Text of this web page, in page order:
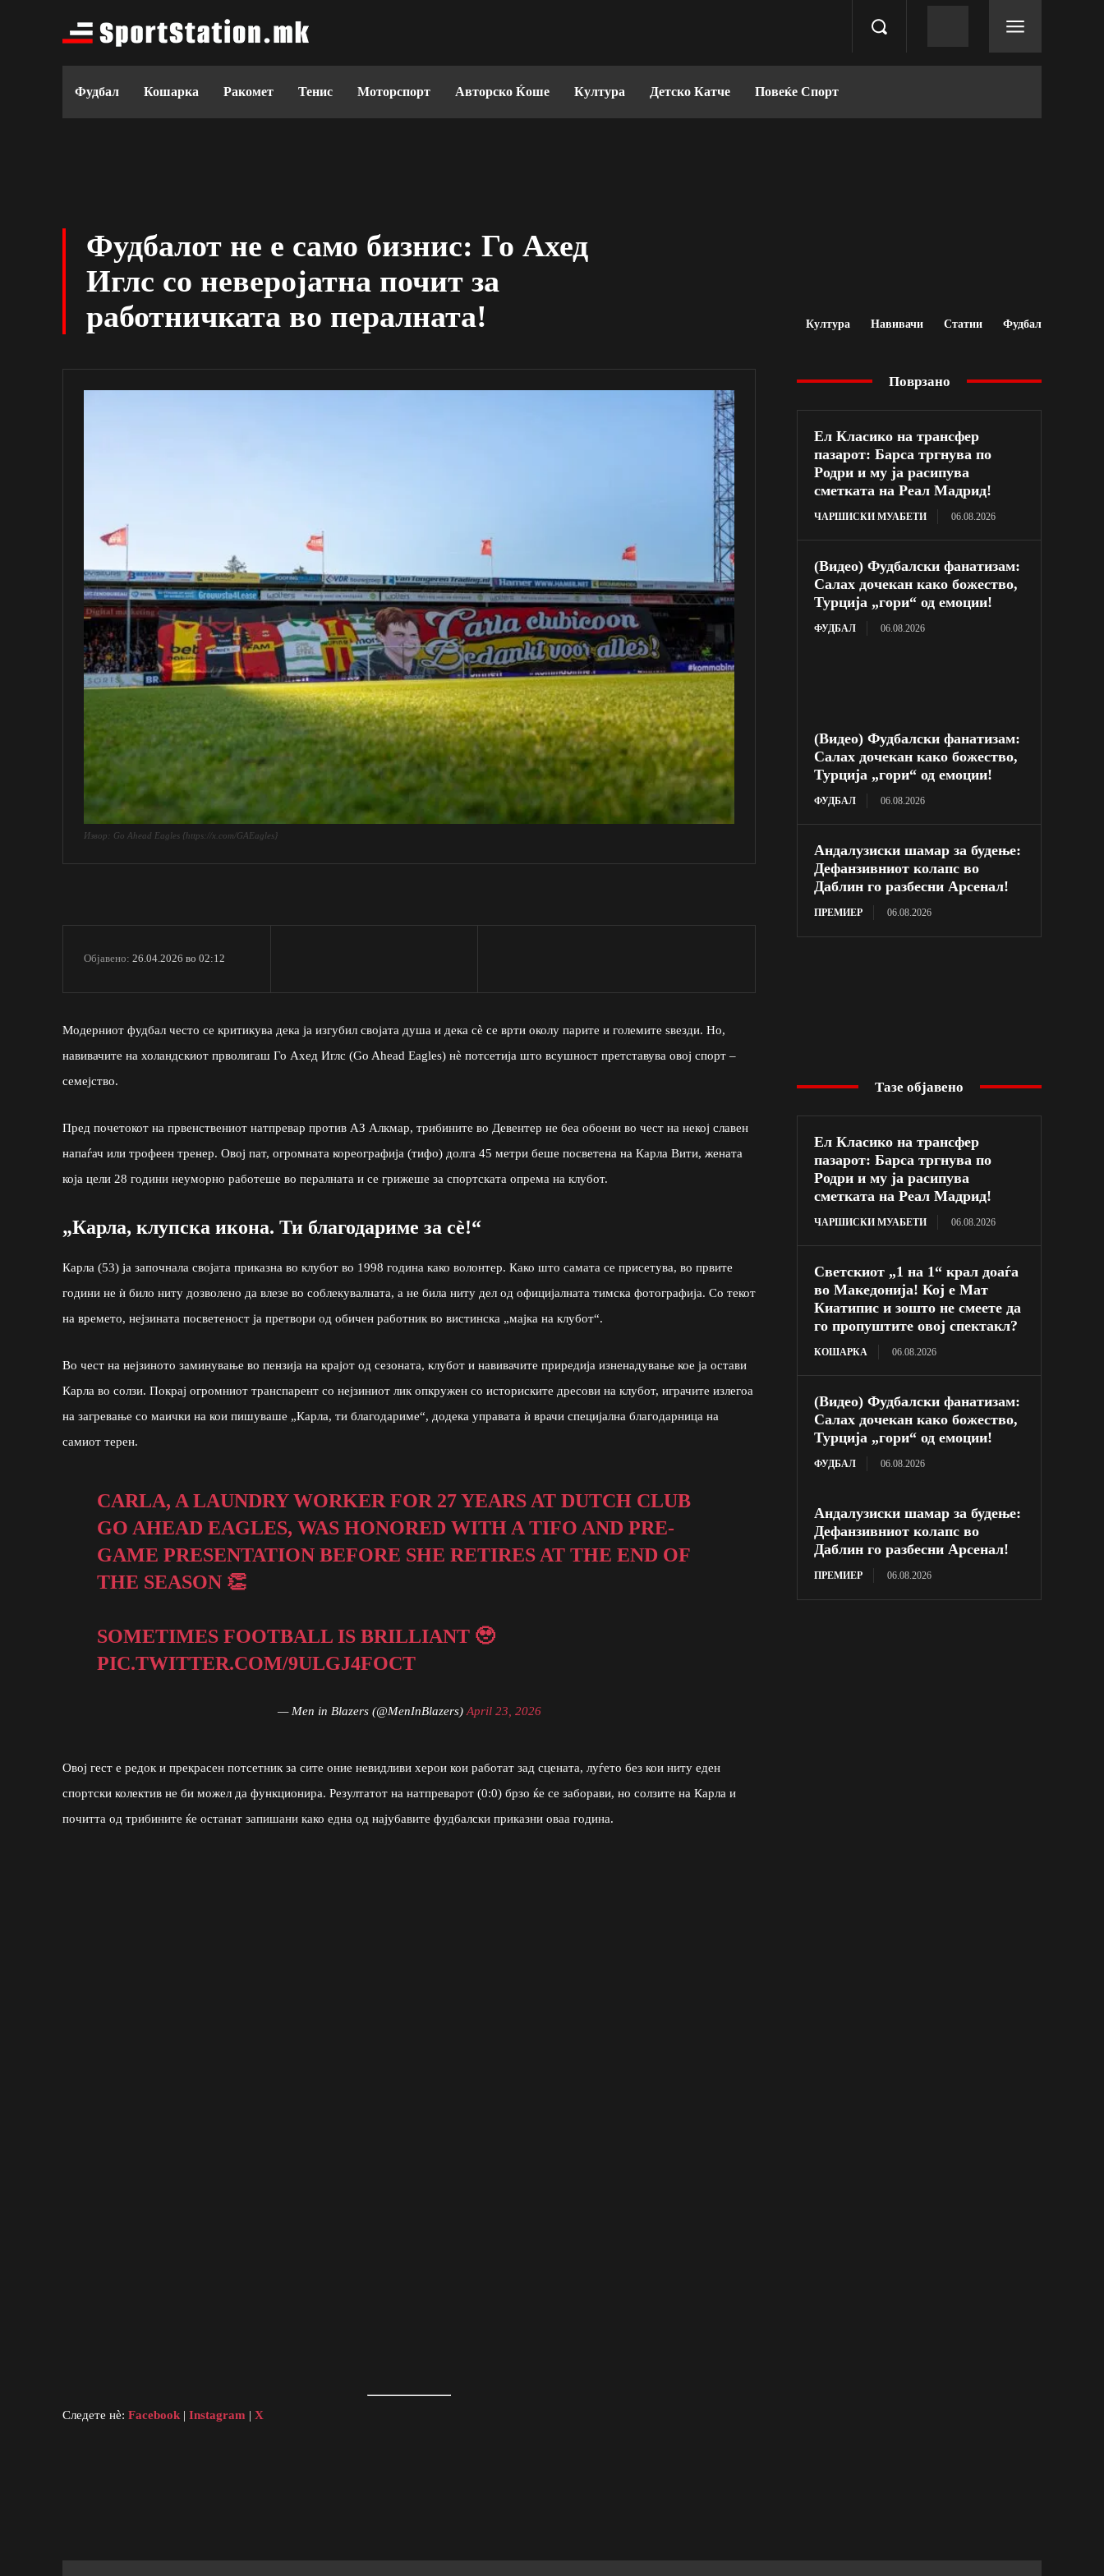
Фудбал Кошарка Ракомет Тенис Моторспорт Авторско Ќоше Култура Детско Катче Повеќе Спорт
Фудбалот не е само бизнис: Го Ахед
Иглс со неверојатна почит за
работничката во пералната!
Култура Навивачи Статии Фудбал
Извор: Go Ahead Eagles {https://x.com/GAEagles}
Објавено: 26.04.2026 во 02:12
Модерниот фудбал често се критикува дека ја изгубил својата душа и дека сè се врти околу парите и големите ѕвезди. Но,
навивачите на холандскиот прволигаш Го Ахед Иглс (Go Ahead Eagles) нè потсетија што всушност претставува овој спорт –
семејство.
Пред почетокот на првенствениот натпревар против АЗ Алкмар, трибините во Девентер не беа обоени во чест на некој славен
напаѓач или трофеен тренер. Овој пат, огромната кореографија (тифо) долга 45 метри беше посветена на Карла Вити, жената
која цели 28 години неуморно работеше во пералната и се грижеше за спортската опрема на клубот.
„Карла, клупска икона. Ти благодариме за сè!“
Карла (53) ја започнала својата приказна во клубот во 1998 година како волонтер. Како што самата се присетува, во првите
години не ѝ било ниту дозволено да влезе во соблекувалната, а не била ниту дел од официјалната тимска фотографија. Со текот
на времето, нејзината посветеност ја претвори од обичен работник во вистинска „мајка на клубот“.
Во чест на нејзиното заминување во пензија на крајот од сезоната, клубот и навивачите приредија изненадување кое ја остави
Карла во солзи. Покрај огромниот транспарент со нејзиниот лик опкружен со историските дресови на клубот, играчите излегоа
на загревање со маички на кои пишуваше „Карла, ти благодариме“, додека управата ѝ врачи специјална благодарница на
самиот терен.
CARLA, A LAUNDRY WORKER FOR 27 YEARS AT DUTCH CLUB
GO AHEAD EAGLES, WAS HONORED WITH A TIFO AND PRE-
GAME PRESENTATION BEFORE SHE RETIRES AT THE END OF
THE SEASON 👏
SOMETIMES FOOTBALL IS BRILLIANT 🥹
PIC.TWITTER.COM/9ULGJ4FOCT
— Men in Blazers (@MenInBlazers) April 23, 2026
Овој гест е редок и прекрасен потсетник за сите оние невидливи херои кои работат зад сцената, луѓето без кои ниту еден
спортски колектив не би можел да функционира. Резултатот на натпреварот (0:0) брзо ќе се заборави, но солзите на Карла и
почитта од трибините ќе останат запишани како една од најубавите фудбалски приказни оваа година.
Следете нè: Facebook | Instagram | X
Поврзано
Ел Класико на трансфер
пазарот: Барса тргнува по
Родри и му ја расипува
сметката на Реал Мадрид!
ЧАРШИСКИ МУАБЕТИ 06.08.2026
(Видео) Фудбалски фанатизам:
Салах дочекан како божество,
Турција „гори“ од емоции!
ФУДБАЛ 06.08.2026
(Видео) Фудбалски фанатизам:
Салах дочекан како божество,
Турција „гори“ од емоции!
ФУДБАЛ 06.08.2026
Андалузиски шамар за будење:
Дефанзивниот колапс во
Даблин го разбесни Арсенал!
ПРЕМИЕР 06.08.2026
Тазе објавено
Ел Класико на трансфер
пазарот: Барса тргнува по
Родри и му ја расипува
сметката на Реал Мадрид!
ЧАРШИСКИ МУАБЕТИ 06.08.2026
Светскиот „1 на 1“ крал доаѓа
во Македонија! Кој е Мат
Киатипис и зошто не смеете да
го пропуштите овој спектакл?
КОШАРКА 06.08.2026
(Видео) Фудбалски фанатизам:
Салах дочекан како божество,
Турција „гори“ од емоции!
ФУДБАЛ 06.08.2026
Андалузиски шамар за будење:
Дефанзивниот колапс во
Даблин го разбесни Арсенал!
ПРЕМИЕР 06.08.2026